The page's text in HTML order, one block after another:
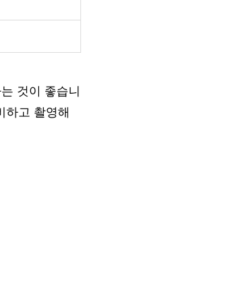
것이 좋습니
하고 촬영해